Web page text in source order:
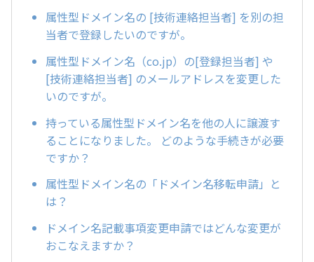
属性型ドメイン名の [技術連絡担当者] を別の担
当者で登録したいのですが。
属性型ドメイン名（co.jp）の[登録担当者] や
[技術連絡担当者] のメールアドレスを変更した
いのですが。
持っている属性型ドメイン名を他の人に譲渡す
ることになりました。 どのような手続きが必要
ですか？
属性型ドメイン名の「ドメイン名移転申請」と
は？
ドメイン名記載事項変更申請ではどんな変更が
おこなえますか？